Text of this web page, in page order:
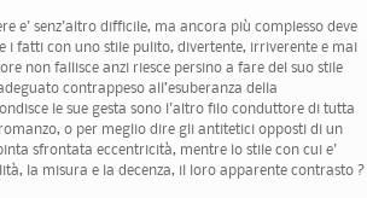
e' senz'altro difficile, ma ancora più complesso deve
i fatti con uno stile pulito, divertente, irriverente e mai
non fallisce anzi riesce persino a fare del suo stile
contrappeso all’esuberanza della
le sue gesta sono l'altro filo conduttore di tutta
o per meglio dire gli antitetici opposti di un
sfrontata eccentricità, mentre lo stile con cui e'
la misura e la decenza, il loro apparente contrasto ?